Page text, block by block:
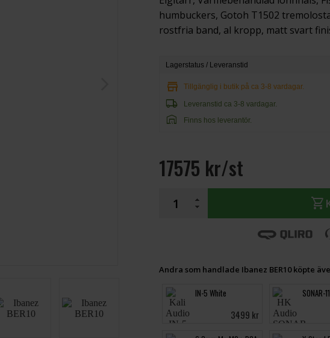
humbuckers, Gotoh T1502
rostfria band, al kropp, matt svart
Lagerstatus / Leveranstid
store Tillgänglig i butik på ca 3-8 vardagar.
local_shipping Leveranstid ca 3-8 vardagar.
warehouse Finns hos leverantör.
17575 kr/st
shopping_cart
Andra som handlade Ibanez BER10 köpte
IN-5 White
3499 kr
SONAR-